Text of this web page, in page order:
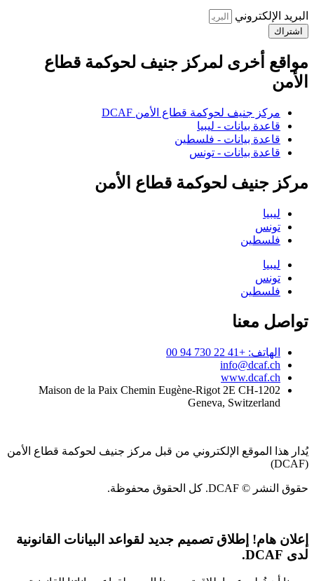
البريد الإلكتروني
اشتراك
مواقع أخرى لمركز جنيف لحوكمة قطاع
الأمن
مركز جنيف لحوكمة قطاع الأمن DCAF
قاعدة بيانات - ليبيا
قاعدة بيانات - فلسطين
قاعدة بيانات - تونس
مركز جنيف لحوكمة قطاع الأمن
ليبيا
تونس
فلسطين
ليبيا
تونس
فلسطين
تواصل معنا
الهاتف: +41 22 730 94 00
info@dcaf.ch
www.dcaf.ch
Maison de la Paix Chemin Eugène-Rigot 2E CH-1202
Geneva, Switzerland
يُدار هذا الموقع الإلكتروني من قبل مركز جنيف لحوكمة قطاع الأمن
(DCAF)
حقوق النشر © DCAF. كل الحقوق محفوظة.
إعلان هام! إطلاق تصميم جديد لقواعد البيانات القانونية
لدى DCAF.